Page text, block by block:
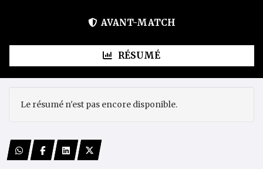
AVANT-MATCH
RÉSUMÉ
Le résumé n'est pas encore disponible.